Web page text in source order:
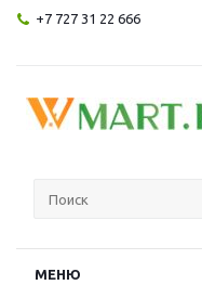
+7 727 31 22 666
МЕНЮ